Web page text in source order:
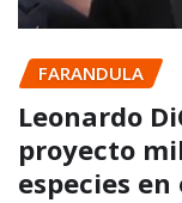
FARANDULA
Leonardo
proyecto
especies